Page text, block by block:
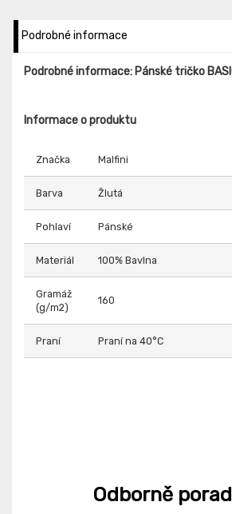
Podrobné informace
Podrobné informace: Pánské tričko
Informace o produktu
Značka Malfini
Barva Žlutá
Pohlaví Pánské
Materiál 100% Bavlna
Gramáž
(g/m2)
160
Praní Praní na 40°C
Odborně